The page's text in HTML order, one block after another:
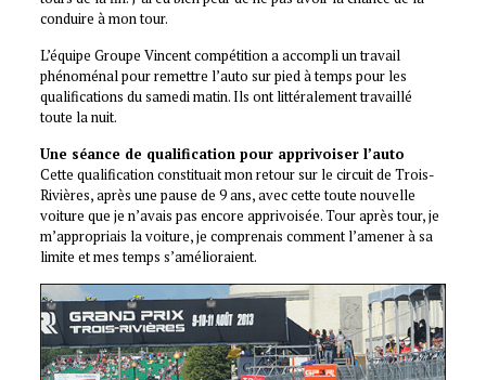
conduire à mon tour.
L’équipe Groupe Vincent compétition a accompli un travail
phénoménal pour remettre l’auto sur pied à temps pour les
qualifications du samedi matin. Ils ont littéralement travaillé
toute la nuit.
Une séance de qualification pour apprivoiser l’auto
Cette qualification constituait mon retour sur le circuit de Trois-
Rivières, après une pause de 9 ans, avec cette toute nouvelle
voiture que je n’avais pas encore apprivoisée. Tour après tour, je
m’appropriais la voiture, je comprenais comment l’amener à sa
limite et mes temps s’amélioraient.